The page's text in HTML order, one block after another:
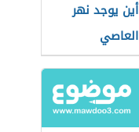
أين يوجد نهر
العاصي